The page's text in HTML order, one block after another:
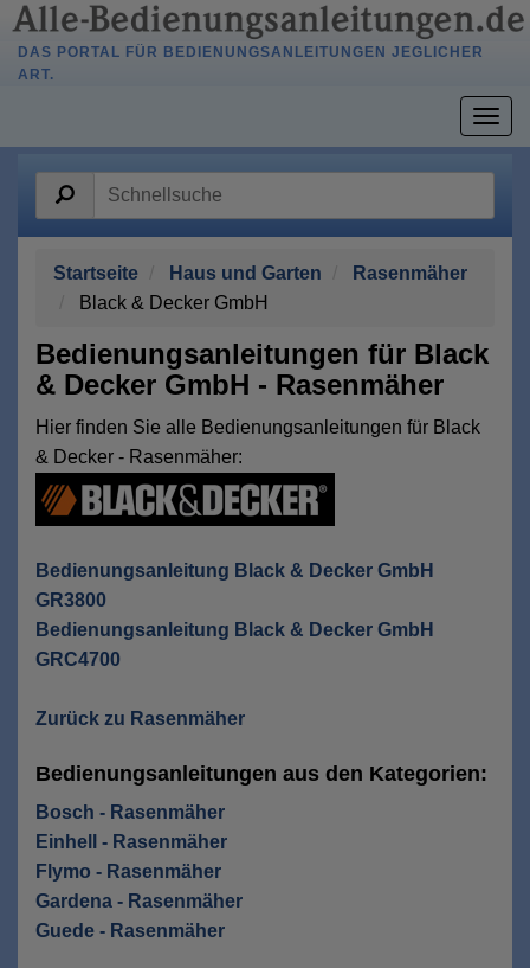
DAS PORTAL FÜR BEDIENUNGSANLEITUNGEN JEGLICHER
ART.
Startseite Haus und Garten
Rasenmäher
Black & Decker GmbH
Bedienungsanleitungen für Black
& Decker GmbH - Rasenmäher
Hier finden Sie alle Bedienungsanleitungen für Black
& Decker - Rasenmäher:
Bedienungsanleitung Black & Decker GmbH
GR3800
Bedienungsanleitung Black & Decker GmbH
GRC4700
Zurück zu Rasenmäher
Bedienungsanleitungen aus den Kategorien:
Bosch - Rasenmäher
Einhell - Rasenmäher
Flymo - Rasenmäher
Gardena - Rasenmäher
Guede - Rasenmäher